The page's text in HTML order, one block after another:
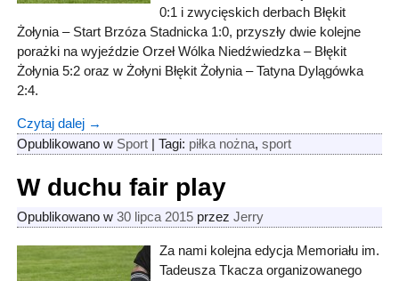
0:1 i zwycięskich derbach Błękit
Żołynia – Start Brzóza Stadnicka 1:0, przyszły dwie kolejne
porażki na wyjeździe Orzeł Wólka Niedźwiedzka – Błękit
Żołynia 5:2 oraz w Żołyni Błękit Żołynia – Tatyna Dylągówka
2:4.
Czytaj dalej →
Opublikowano w Sport| Tagi: piłka nożna, sport
W duchu fair play
Opublikowano w 30 lipca 2015 przez Jerry
Za nami kolejna edycja Memoriału im.
Tadeusza Tkacza organizowanego